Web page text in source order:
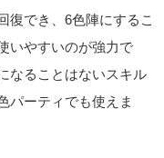
復でき、6色陣にするこ
いやすいのが強力で
なることはないスキル
パーティでも使えま